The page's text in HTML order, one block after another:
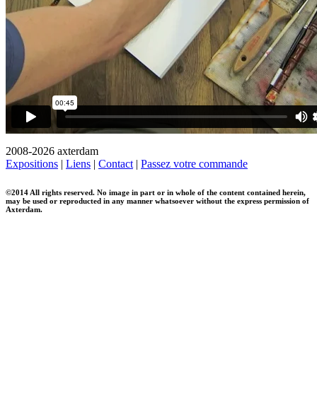
2008-2026 axterdam
Expositions | Liens | Contact | Passez votre commande
©2014 All rights reserved. No image in part or in whole of the content contained herein,
may be used or reproducted in any manner whatsoever without the express permission of
Axterdam.